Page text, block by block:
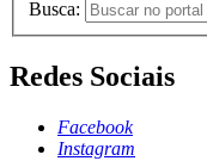
Busca:
Redes Sociais
Facebook
Instagram